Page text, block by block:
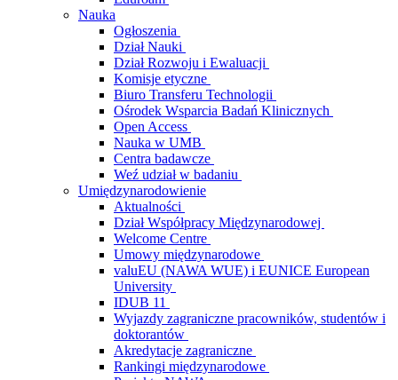
Nauka
Ogłoszenia
Dział Nauki
Dział Rozwoju i Ewaluacji
Komisje etyczne
Biuro Transferu Technologii
Ośrodek Wsparcia Badań Klinicznych
Open Access
Nauka w UMB
Centra badawcze
Weź udział w badaniu
Umiędzynarodowienie
Aktualności
Dział Współpracy Międzynarodowej
Welcome Centre
Umowy międzynarodowe
valuEU (NAWA WUE) i EUNICE European
University
IDUB 11
Wyjazdy zagraniczne pracowników, studentów i
doktorantów
Akredytacje zagraniczne
Rankingi międzynarodowe